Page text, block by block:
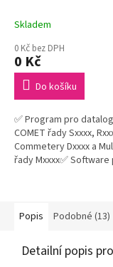
Skladem
0 Kč bez DPH
0 Kč
Do košíku
✅ Program pro
COMET řady Sxxxx,
Commetery Dxxxx a
řady Mxxxx✅ Software
Popis Podobné (13)
Detailní popis